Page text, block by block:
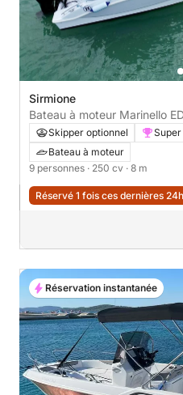
Sirmione
Skipper optionnel
Bateau à moteur
9 personnes · 250 cv · 8 m
Réservé 1 fois ces dernières 24h
Réservation instantanée